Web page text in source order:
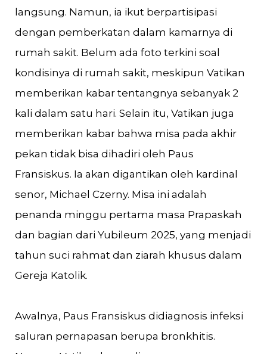
langsung. Namun, ia ikut berpartisipasi
dengan pemberkatan dalam kamarnya di
rumah sakit. Belum ada foto terkini soal
kondisinya di rumah sakit, meskipun Vatikan
memberikan kabar tentangnya sebanyak 2
kali dalam satu hari. Selain itu, Vatikan juga
memberikan kabar bahwa misa pada akhir
pekan tidak bisa dihadiri oleh Paus
Fransiskus. Ia akan digantikan oleh kardinal
senor, Michael Czerny. Misa ini adalah
penanda minggu pertama masa Prapaskah
dan bagian dari Yubileum 2025, yang menjadi
tahun suci rahmat dan ziarah khusus dalam
Gereja Katolik.
Awalnya, Paus Fransiskus didiagnosis infeksi
saluran pernapasan berupa bronkhitis.